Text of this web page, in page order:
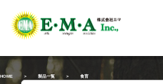
content
HOME ＞ 製品一覧 ＞ 食育